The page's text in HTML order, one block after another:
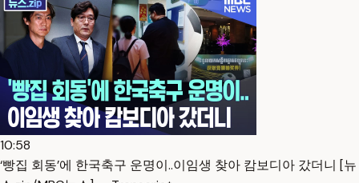
10:58
‘빵집 회동’에 한국축구 운명이..이임생 찾아 캄보디아 갔더니 [뉴